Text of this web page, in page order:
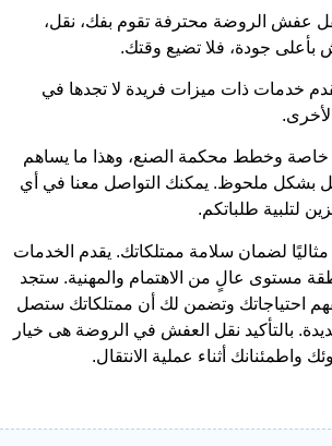
عفش الروضة محترفة تقوم بفك، نقل،
بأعلى جودة، فلا تضيع وقتك.
خدمات ذات ميزات فريدة لا تجدها في
وخطط محكمة الصنع، وهذا ما يساهم
بشكل ملحوظ. يمكنك التواصل معنا في أي
لتلبية طلباتكم.
لضمان سلامة ممتلكاتك. يقدم الخدمات
مستوى عالٍ من الاهتمام والمهنية. ستجد
احتياجاتك وتضمن لك أن ممتلكاتك ستصل
بالتأكيد نقل العفش في الروضة هى خيار
أثناء عملية الانتقال.